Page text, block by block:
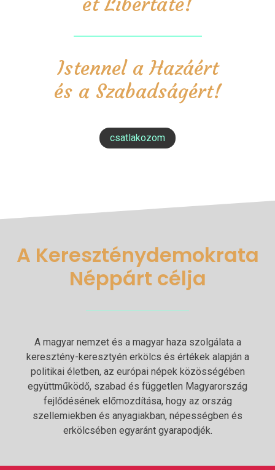
Istennel a Hazáért
és a Szabadságért!
csatlakozom
A Kereszténydemokrata
Néppárt célja
A magyar nemzet és a magyar haza szolgálata a
keresztény-keresztyén erkölcs és értékek alapján a
politikai életben, az európai népek közösségében
együttműködő, szabad és független Magyarország
fejlődésének előmozdítása, hogy az ország
szellemiekben és anyagiakban, népességben és
erkölcsében egyaránt gyarapodjék.